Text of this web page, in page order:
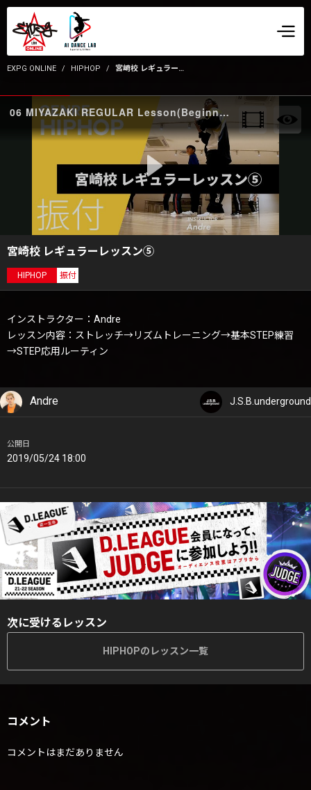
EXPG ONLINE HIPHOP 宮崎校 レギュラーレッスン⑤
06 MIYAZAKI REGULAR Lesson(Beginner) front
宮崎校 レギュラーレッスン⑤
HIPHOP 振付
インストラクター：Andre
レッスン内容：ストレッチ→リズムトレーニング→基本STEP練習
→STEP応用ルーティン
Andre J.S.B.underground
公開日
2019/05/24 18:00
次に受けるレッスン
HIPHOPのレッスン一覧
コメント
コメントはまだありません